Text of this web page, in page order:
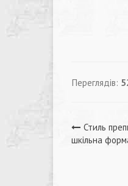
Переглядів:
Стиль
шкільна